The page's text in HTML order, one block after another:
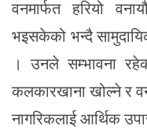
वनमार्फत हरियो
भइसकेको भन्दै
। उनले सम्भावना
कलकारखाना खोल्ने र
नागरिकलाई आर्थिक